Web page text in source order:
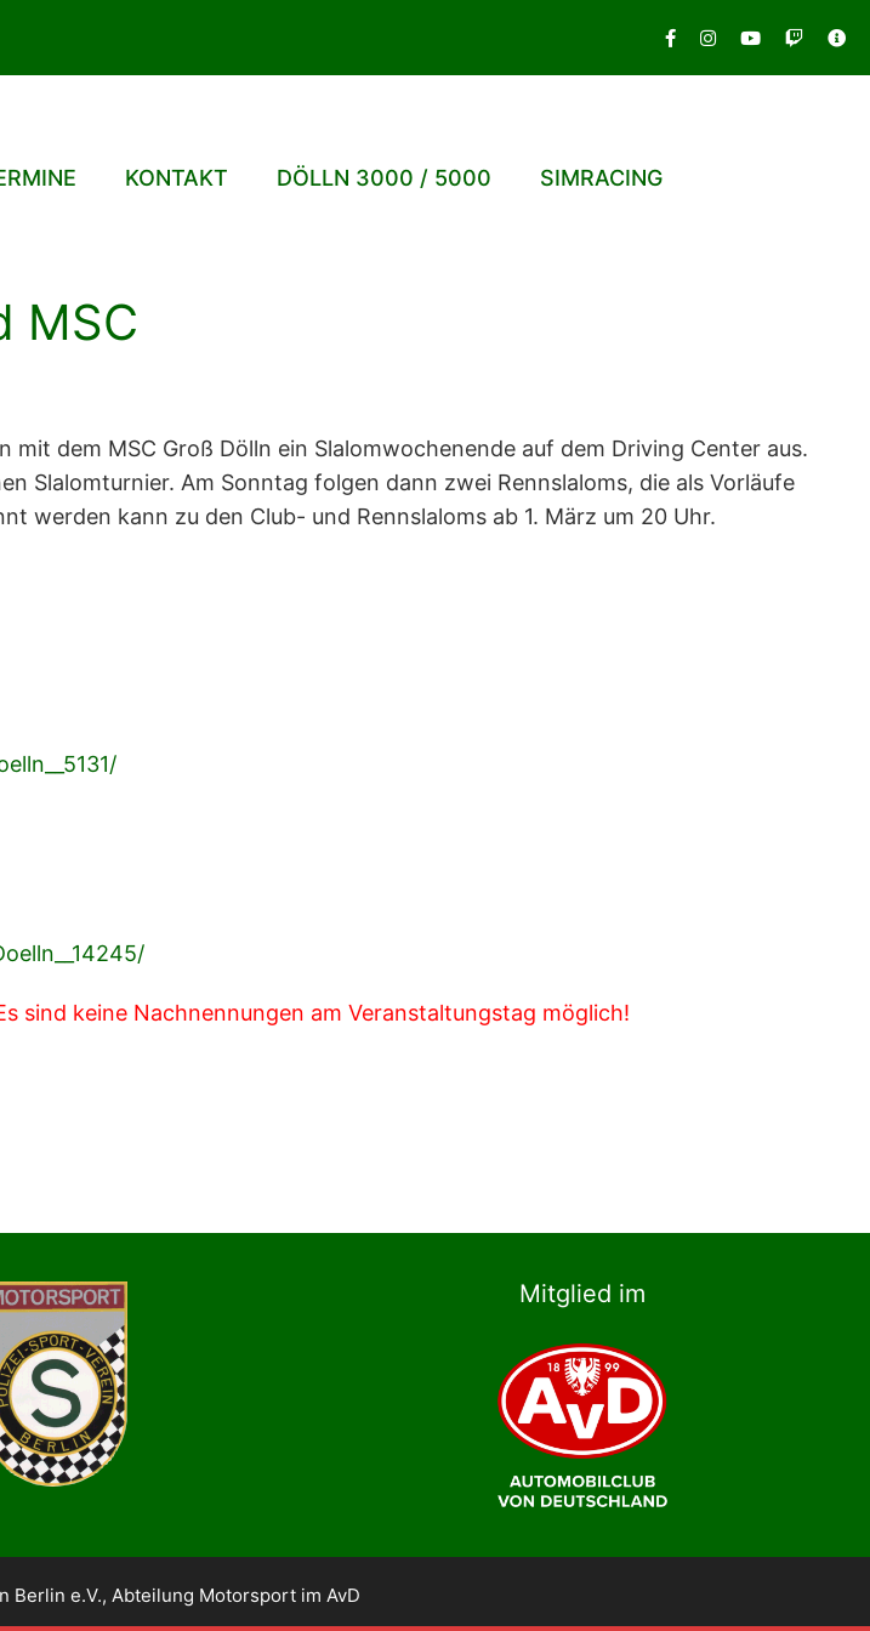
KONTAKT DÖLLN 3000 / 5000 SIMRACING
MSC
dem MSC Groß Dölln ein Slalomwochenende auf dem Driving Center aus.
Slalomturnier. Am Sonntag folgen dann zwei Rennslaloms, die als Vorläufe
werden kann zu den Club- und Rennslaloms ab 1. März um 20 Uhr.
sind keine Nachnennungen am Veranstaltungstag möglich!
Mitglied im
e.V., Abteilung Motorsport im AvD